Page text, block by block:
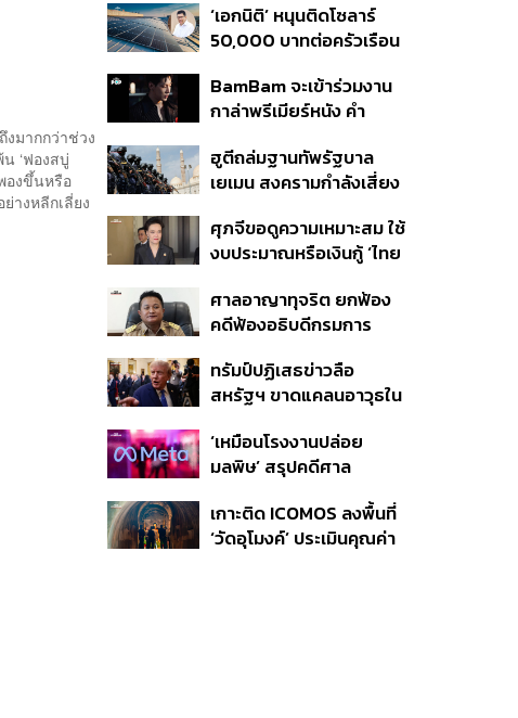
มากกว่าช่วง
‘ฟองสบู่
องขึ้นหรือ
างหลีกเลี่ยง
เหตุรัฐไม่ต่อใบอนุญาตพก
พา-ครอบครองปืน
‘เอกนิติ’ หนุนติดโซลาร์
50,000 บาทต่อครัวเรือน
ปล่อยกู้ดอกเบี้ยต่ำ เร่ง
ออกโครงการภายใน 1
BamBam จะเข้าร่วมงาน
กาล่าพรีเมียร์หนัง คำ
ฮูตีถล่มฐานทัพรัฐบาล
เยเมน สงครามกำลังเสี่ยง
ศุภจีขอดูความเหมาะสม ใช้
งบประมาณหรือเงินกู้ ‘ไทย
‘ไทยช่วยไทยพลัส เฟส 2’
ไม่จำเป็นต้องออกพร้อมกัน
ศาลอาญาทุจริต ยกฟ้อง
คดีฟ้องอธิบดีกรมการ
จังหวัดภูเก็ต’ ชอบด้วยขั้น
ตอน
ทรัมป์ปฏิเสธข่าวลือ
สหรัฐฯ ขาดแคลนอาวุธใน
เผยกำลังล่าตัวคนปล่อย
ข่าว
‘เหมือนโรงงานปล่อย
มลพิษ’ สรุปคดีศาล
กระทบสุขภาพจิตเด็ก คุม
เข้ม AI Chatbot
เกาะติด ICOMOS ลงพื้นที่
‘วัดอุโมงค์’ ประเมินคุณค่า